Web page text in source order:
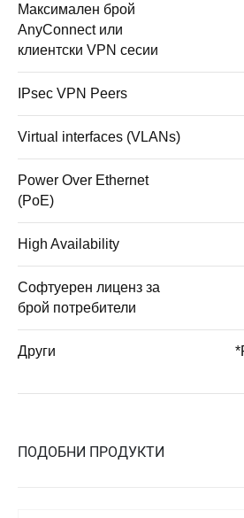
Максимален брой
AnyConnect или
клиентски VPN сесии
IPsec VPN Peers
Virtual interfaces (VLANs)
Power Over Ethernet
(PoE)
High Availability
Софтуерен лиценз за
брой потребители
Други
ПОДОБНИ ПРОДУКТИ